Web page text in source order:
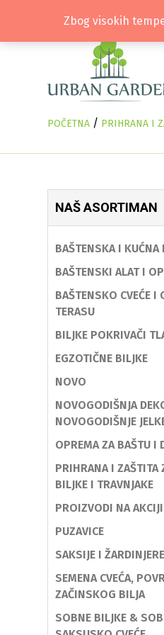
POČETNA / PRIHRANA I
NAŠ ASORTIMAN
BAŠTENSKA I KUĆNA
BAŠTENSKI ALAT I
BAŠTENSKO CVEĆE I
TERASU
BILJKE POKRIVAČI
EGZOTIČNE BILJKE
NOVO
NOVOGODIŠNJA
NOVOGODIŠNJE
OPREMA ZA BAŠTU I
PRIHRANA I ZAŠTITA
BILJKE I TRAVNJAKE
PROIZVODI NA AKCIJI
PUZAVICE
SAKSIJE I ŽARDINJERE
SEMENA CVEĆA,
ZAČINSKOG BILJA
SOBNE BILJKE &
Zbog visokih